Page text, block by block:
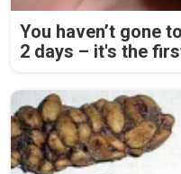
You haven’t gone
2 days – it's the